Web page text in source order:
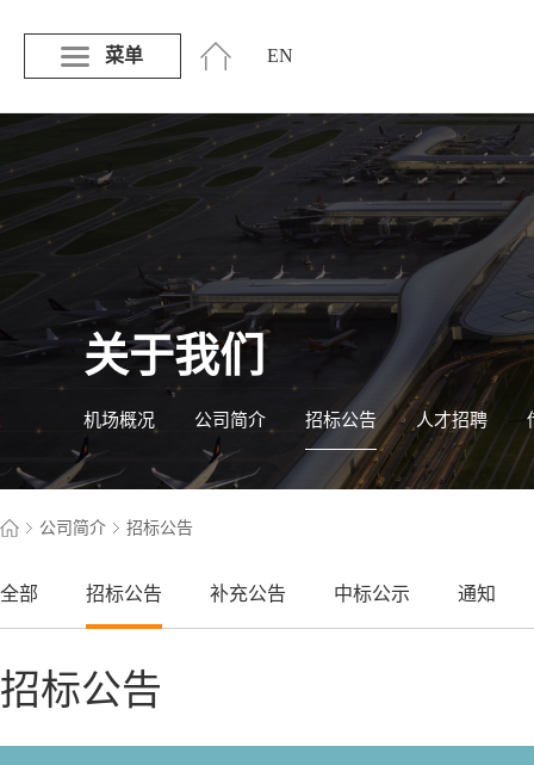
菜单 EN
关于我们
机场概况 公司简介 招标公告 人才招聘
公司简介 招标公告
全部 招标公告 补充公告 中标公示 通知
招标公告